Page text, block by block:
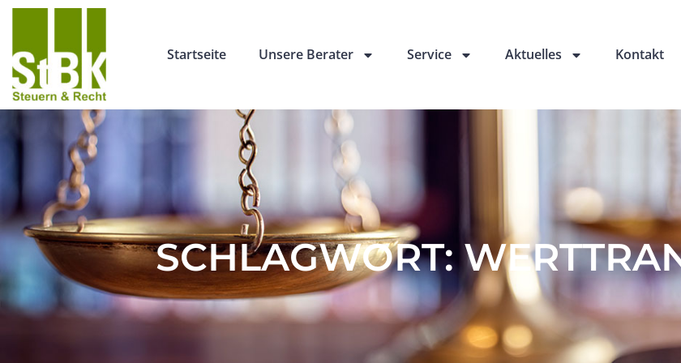
Startseite Unsere Berater Service Aktuelles Kontakt
SCHLAGWORT: